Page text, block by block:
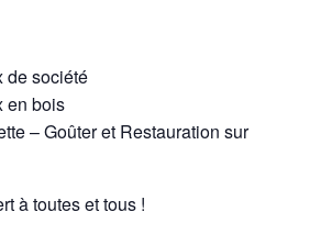
de société
en bois
– Goûter et Restauration sur
à toutes et tous !